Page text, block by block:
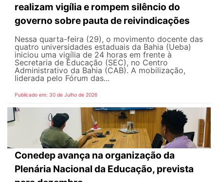
realizam vigília e rompem silêncio do
governo sobre pauta de reivindicações
Nessa quarta-feira (29), o movimento docente das
quatro universidades estaduais da Bahia (Ueba)
iniciou uma vigília de 24 horas em frente à
Secretaria de Educação (SEC), no Centro
Administrativo da Bahia (CAB). A mobilização,
liderada pelo Fórum das...
Publicado em: 30 de Julho de 2026
Conedep avança na organização da
Plenária Nacional da Educação, prevista